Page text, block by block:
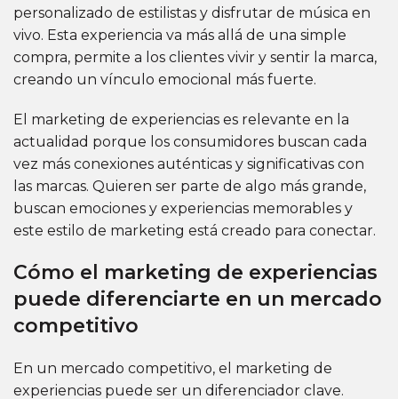
personalizado de estilistas y disfrutar de música en
vivo. Esta experiencia va más allá de una simple
compra, permite a los clientes vivir y sentir la marca,
creando un vínculo emocional más fuerte.
El marketing de experiencias es relevante en la
actualidad porque los consumidores buscan cada
vez más conexiones auténticas y significativas con
las marcas. Quieren ser parte de algo más grande,
buscan emociones y experiencias memorables y
este estilo de marketing está creado para conectar.
Cómo el marketing de experiencias
puede diferenciarte en un mercado
competitivo
En un mercado competitivo, el marketing de
experiencias puede ser un diferenciador clave.